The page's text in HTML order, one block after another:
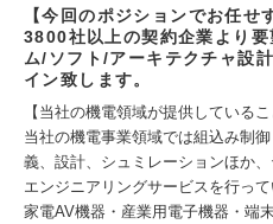
【今回のポジションでお任せ
3800社以上の契約企業より
ム/ソフト/アーキテクチャ設
イン致します。
【当社の機電領域が提供しているこ
当社の機電事業領域では組込み制
義、設計、シュミレーションほか
エンジニアリングサービスを行っ
家電AV機器・産業用電子機器・端